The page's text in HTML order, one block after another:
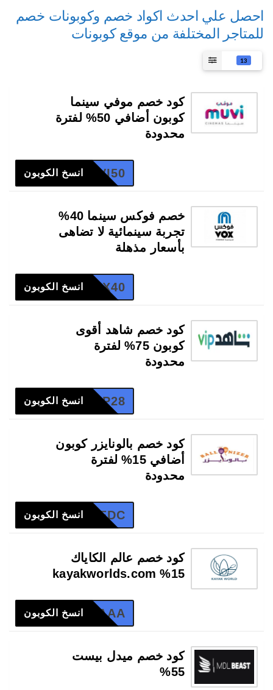
احصل علي احدث اكواد خصم وكوبونات خصم
للمتاجر المختلفة من موقع كوبونات
13
كود خصم موفي سينما
كوبون أضافي 50% لفترة
محدودة
MUVI50انسخ الكوبون
خصم فوكس سينما 40%
تجربة سينمائية لا تضاهى
بأسعار مذهلة
VOX40 انسخ الكوبون
كود خصم شاهد أقوى
كوبون 75% لفترة
محدودة
SVIP28انسخ الكوبون
كود خصم بالونايزر كوبون
أضافي 15% لفترة
محدودة
AWMEDCانسخ الكوبون
كود خصم عالم الكاياك
15% kayakworlds.com
MK2AAAانسخ الكوبون
كود خصم ميدل بيست
55%